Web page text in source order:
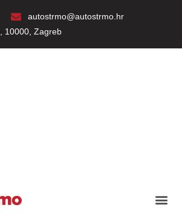
autostrmo@autostrmo.hr
10000, Zagreb